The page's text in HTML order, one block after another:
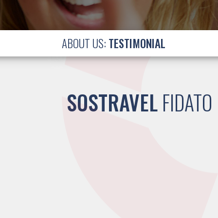
ABOUT US: TESTIMONIAL
SOSTRAVEL